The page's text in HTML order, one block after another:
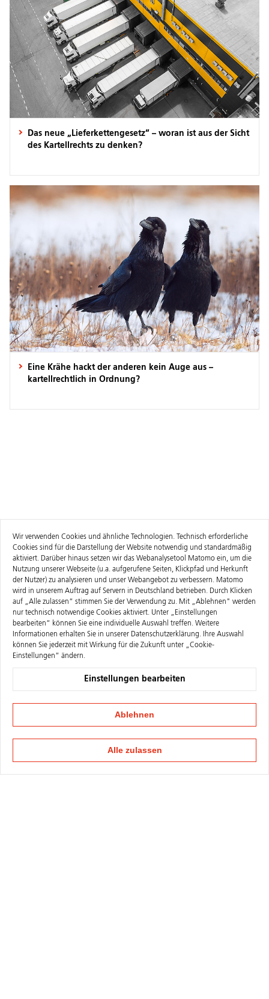
Das neue „Lieferkettengesetz“ – woran ist aus der Sicht
des Kartellrechts zu denken?
Eine Krähe hackt der anderen kein Auge aus –
kartellrechtlich in Ordnung?
Wir verwenden Cookies und ähnliche Technologien. Technisch erforderliche
Cookies sind für die Darstellung der Website notwendig und standardmäßig
aktiviert. Darüber hinaus setzen wir das Webanalysetool Matomo ein, um die
Nutzung unserer Webseite (u.a. aufgerufene Seiten, Klickpfad und Herkunft
der Nutzer) zu analysieren und unser Webangebot zu verbessern. Matomo
wird in unserem Auftrag auf Servern in Deutschland betrieben. Durch Klicken
auf „Alle zulassen“ stimmen Sie der Verwendung zu. Mit „Ablehnen" werden
nur technisch notwendige Cookies aktiviert. Unter „Einstellungen
bearbeiten“ können Sie eine individuelle Auswahl treffen. Weitere
Informationen erhalten Sie in unserer Datenschutzerklärung. Ihre Auswahl
können Sie jederzeit mit Wirkung für die Zukunft unter „Cookie-
Einstellungen“ ändern.
Einstellungen bearbeiten
Ablehnen
Alle zulassen